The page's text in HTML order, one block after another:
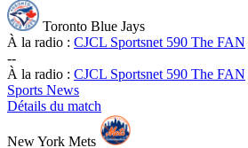
Toronto Blue Jays
À la radio : CJCL Sportsnet 590 The FAN
--
À la radio : CJCL Sportsnet 590 The FAN
Sports News
Détails du match
New York Mets